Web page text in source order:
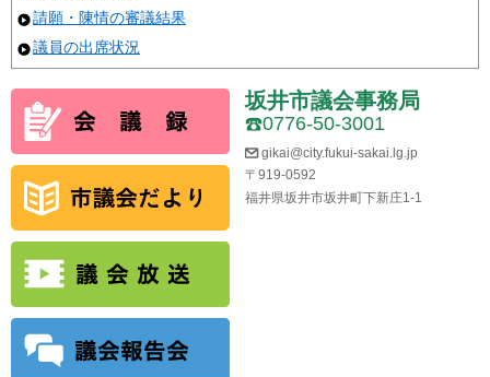
請願・陳情の審議結果
議員の出席状況
坂井市議会事務局
0776-50-3001
gikai@city.fukui-sakai.lg.jp
〒919-0592
福井県坂井市坂井町下新庄1-1